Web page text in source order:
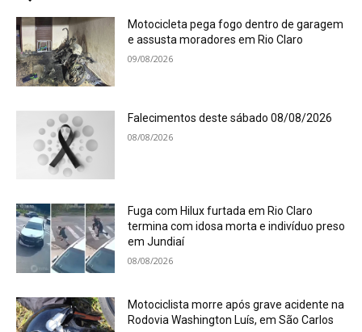
Motocicleta pega fogo dentro de garagem
e assusta moradores em Rio Claro
09/08/2026
Falecimentos deste sábado 08/08/2026
08/08/2026
Fuga com Hilux furtada em Rio Claro
termina com idosa morta e indivíduo preso
em Jundiaí
08/08/2026
Motociclista morre após grave acidente na
Rodovia Washington Luís, em São Carlos